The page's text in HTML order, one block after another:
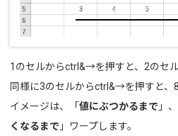
1のセルからctrl&→を押すと、2のセル
同様に3のセルからctrl&→を押すと、
イメージは、「 値にぶつかるまで 」
くなるまで 」ワープします。